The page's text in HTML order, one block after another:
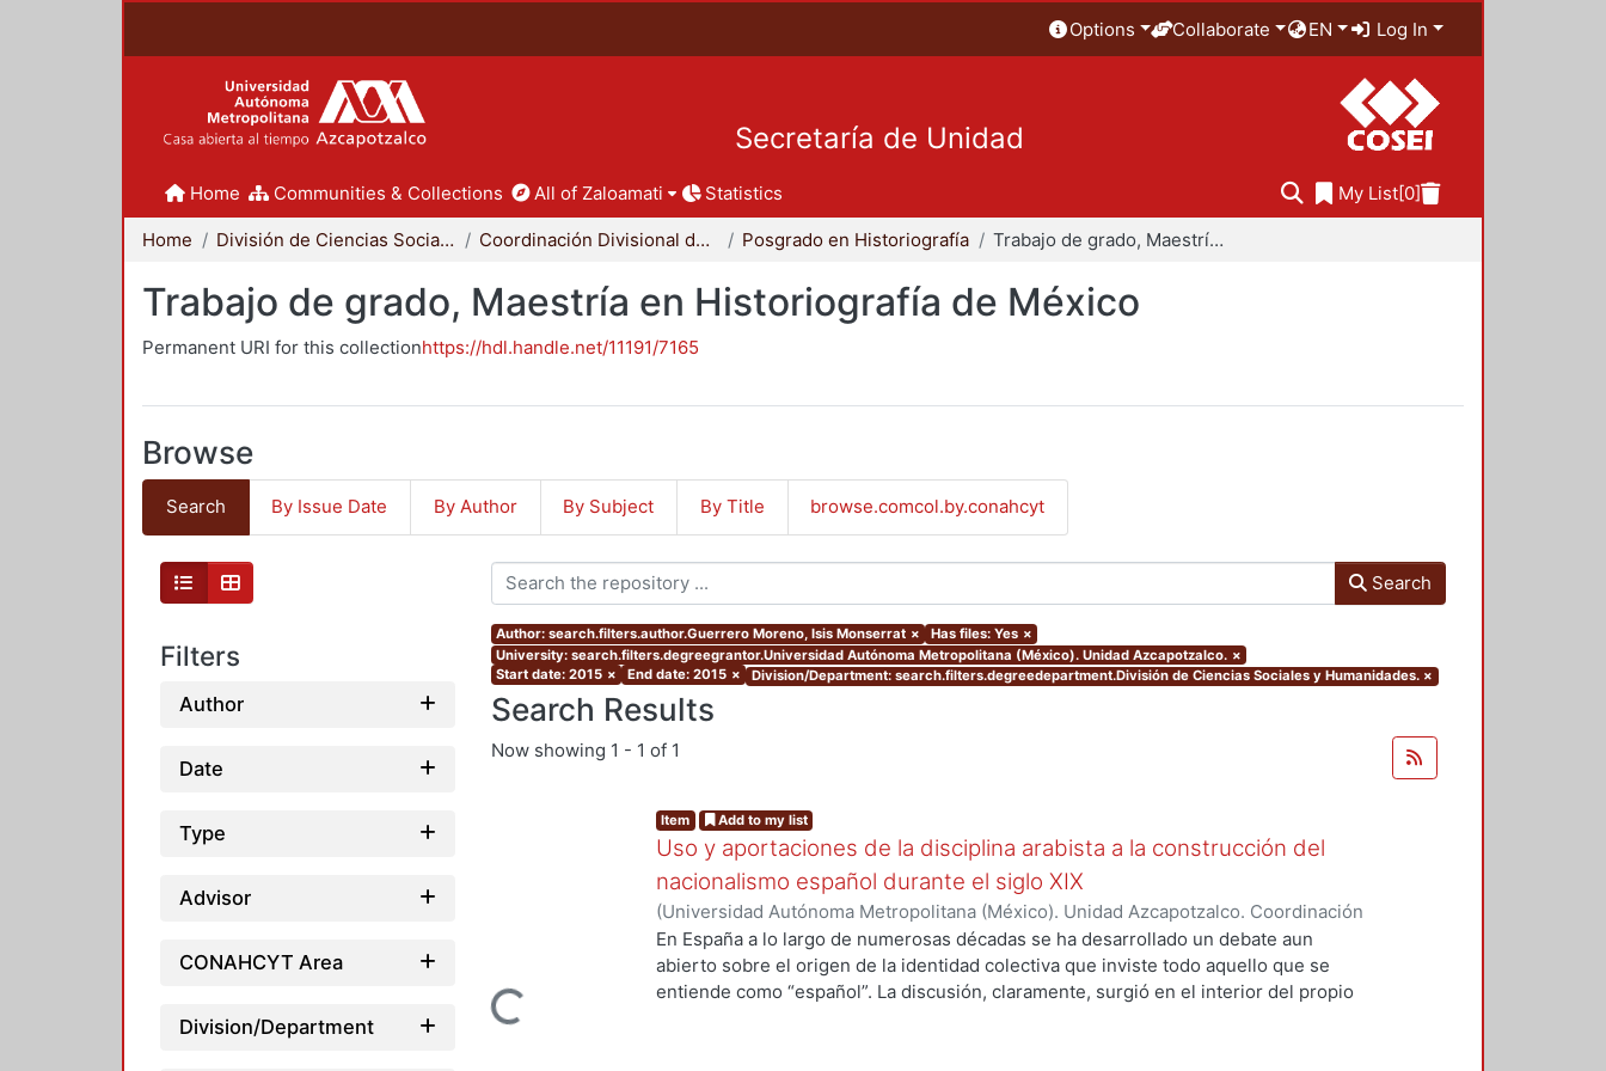
Options Collaborate EN Log In
Secretaría de Unidad
Home Communities & Collections All of Zaloamati Statistics My List[0]
Home División de Ciencias Sociales y Humanidades Coordinación Divisional de Posgrado Posgrado en Historiografía Trabajo de grado, Maestría en Historiografía de México
Trabajo de grado, Maestría en Historiografía de México
Permanent URI for this collectionhttps://hdl.handle.net/11191/7165
Browse
Search By Issue Date By Author By Subject By Title browse.comcol.by.conahcyt
Filters
Author
Date
Type
Advisor
CONAHCYT Area
Division/Department
Search
Author: search.filters.author.Guerrero Moreno, Isis Monserrat × Has files: Yes ×
University: search.filters.degreegrantor.Universidad Autónoma Metropolitana (México). Unidad Azcapotzalco. ×
Start date: 2015 × End date: 2015 × Division/Department: search.filters.degreedepartment.División de Ciencias Sociales y Humanidades. ×
Search Results
Now showing 1 - 1 of 1
Loading...
Item Add to my list
Uso y aportaciones de la disciplina arabista a la construcción del
nacionalismo español durante el siglo XIX
(Universidad Autónoma Metropolitana (México). Unidad Azcapotzalco. Coordinación
de Servicios de Información.,2015-09)Guerrero Moreno, Isis Monserrat
En España a lo largo de numerosas décadas se ha desarrollado un debate aun
abierto sobre el origen de la identidad colectiva que inviste todo aquello que se
entiende como “español”. La discusión, claramente, surgió en el interior del propio